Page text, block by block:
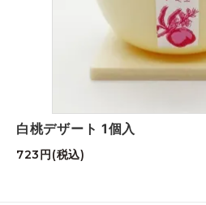
白桃デザート 1個入
723円(税込)